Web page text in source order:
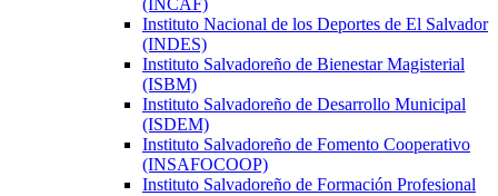
(INCAF)
Instituto Nacional de los Deportes de El Salvador
(INDES)
Instituto Salvadoreño de Bienestar Magisterial
(ISBM)
Instituto Salvadoreño de Desarrollo Municipal
(ISDEM)
Instituto Salvadoreño de Fomento Cooperativo
(INSAFOCOOP)
Instituto Salvadoreño de Formación Profesional